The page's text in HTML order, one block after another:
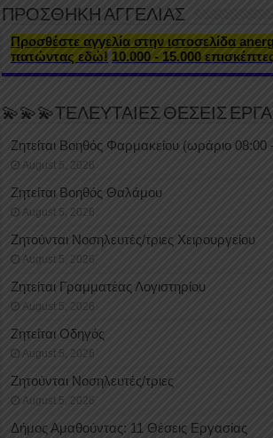
ΠΡΟΣΘΗΚΗ ΑΓΓΕΛΙΑΣ
Προσθέστε αγγελία στην ιστοσελίδα
πατώντας εδώ! 10.000 - 15.000
💫💫💫ΤΕΛΕΥΤΑΙΕΣ ΘΕΣΕΙΣ
Ζητείται Βοηθός Φαρμακείου (ωράριο 08:00
August 5, 2026
Ζητείται Βοηθός Θαλάμου
August 5, 2026
Ζητούνται Νοσηλευτές/τριες Χειρουργείου
August 5, 2026
Ζητείται Γραμματέας Λογιστηρίου
August 5, 2026
Ζητείται Οδηγός
August 5, 2026
Ζητούνται Νοσηλευτές/τριες
August 5, 2026
Δήμος Αμαθούντας: 11 Θέσεις Εργασίας